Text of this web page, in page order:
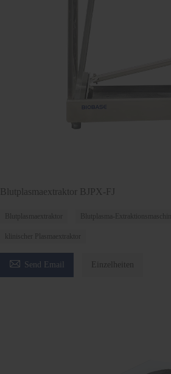
Blutplasmaextraktor BJPX-FJ
Blutplasmaextraktor Blutplasma-Extraktionsmaschine
klinischer Plasmaextraktor
 Send Email Einzelheiten